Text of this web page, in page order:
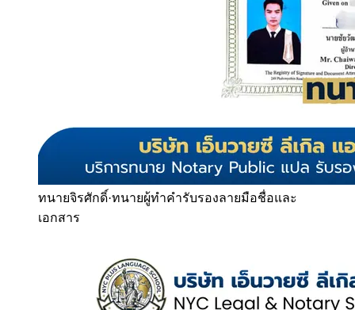
ทนายจิรศักดิ์·ทนายผู้ทำคำรับรองลายมือชื่อและ
เอกสาร